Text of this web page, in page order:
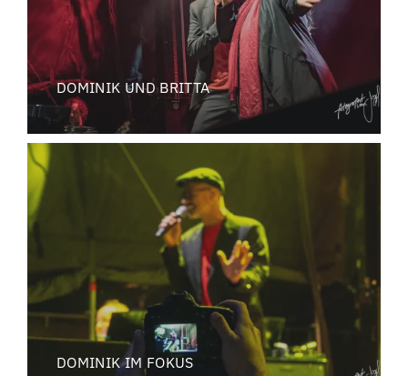
DOMINIK UND BRITTA
DOMINIK IM FOKUS